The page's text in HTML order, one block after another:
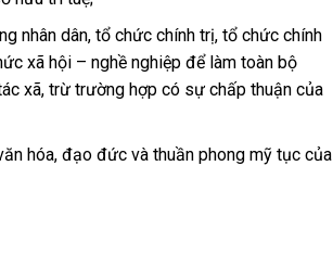
nhân dân, tổ chức chính trị, tổ chức chính
xã hội – nghề nghiệp để làm toàn bộ
xã, trừ trường hợp có sự chấp thuận của
hóa, đạo đức và thuần phong mỹ tục của